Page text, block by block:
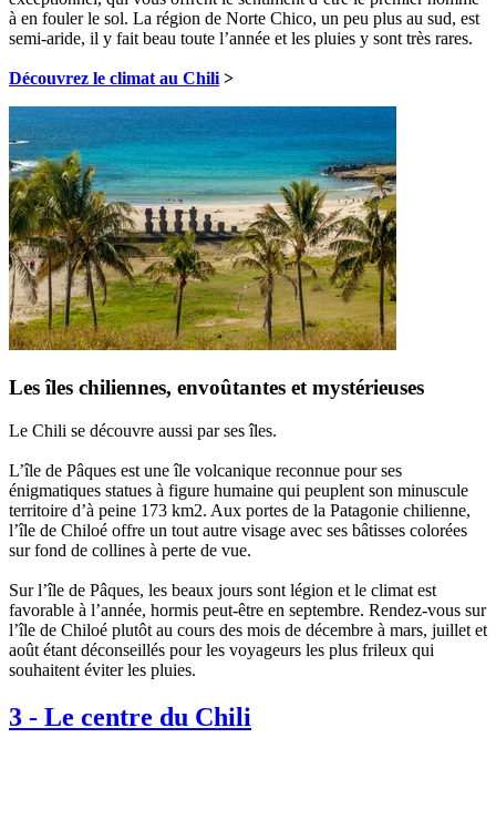
à en fouler le sol. La région de Norte Chico, un peu plus au sud, est
semi-aride, il y fait beau toute l’année et les pluies y sont très rares.
Découvrez le climat au Chili >
Les îles chiliennes, envoûtantes et mystérieuses
Le Chili se découvre aussi par ses îles.
L’île de Pâques est une île volcanique reconnue pour ses
énigmatiques statues à figure humaine qui peuplent son minuscule
territoire d’à peine 173 km2. Aux portes de la Patagonie chilienne,
l’île de Chiloé offre un tout autre visage avec ses bâtisses colorées
sur fond de collines à perte de vue.
Sur l’île de Pâques, les beaux jours sont légion et le climat est
favorable à l’année, hormis peut-être en septembre. Rendez-vous sur
l’île de Chiloé plutôt au cours des mois de décembre à mars, juillet et
août étant déconseillés pour les voyageurs les plus frileux qui
souhaitent éviter les pluies.
3 - Le centre du Chili